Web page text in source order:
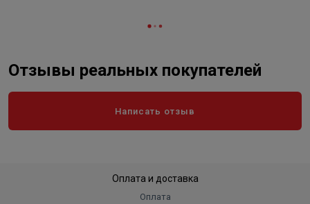
Отзывы реальных покупателей
Написать отзыв
Оплата и доставка
Оплата